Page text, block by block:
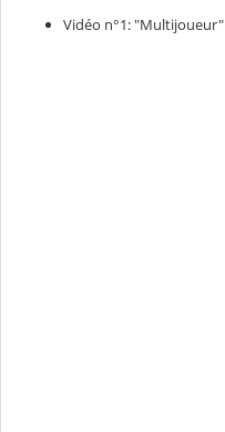
Vidéo n°1: "Multijoueur"